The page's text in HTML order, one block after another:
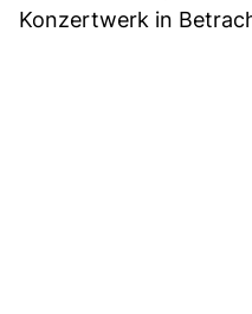
Konzertwerk in